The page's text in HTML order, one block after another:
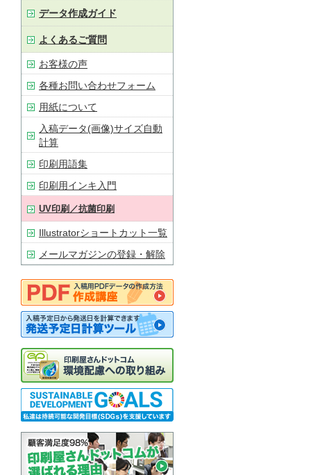
データ作成ガイド
よくあるご質問
お客様の声
各種お問い合わせフォーム
用紙について
入稿データ(画像)サイズ自動
計算
印刷用語集
印刷用インキ入門
UV印刷／抗菌印刷
Illustratorショートカット一覧
メールマガジンの登録・解除